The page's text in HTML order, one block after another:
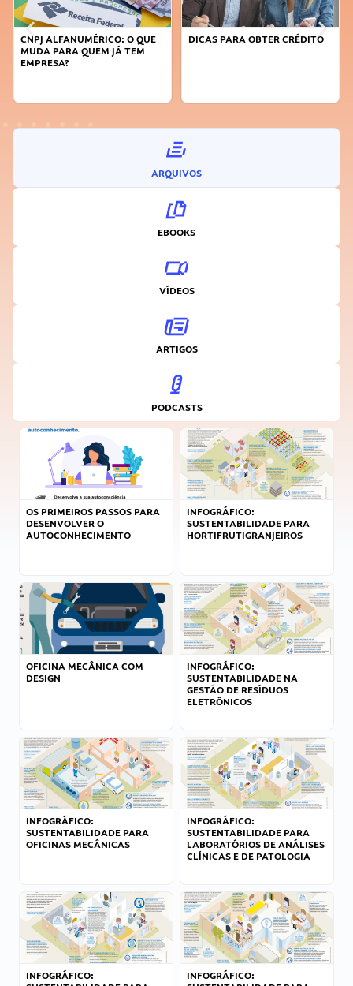
CNPJ ALFANUMÉRICO: O QUE
MUDA PARA QUEM JÁ TEM
EMPRESA?
DICAS PARA OBTER CRÉDITO
ARQUIVOS
EBOOKS
VÍDEOS
ARTIGOS
PODCASTS
OS PRIMEIROS PASSOS PARA
DESENVOLVER O
AUTOCONHECIMENTO
INFOGRÁFICO:
SUSTENTABILIDADE PARA
HORTIFRUTIGRANJEIROS
OFICINA MECÂNICA COM
DESIGN
INFOGRÁFICO:
SUSTENTABILIDADE NA
GESTÃO DE RESÍDUOS
ELETRÔNICOS
INFOGRÁFICO:
SUSTENTABILIDADE PARA
OFICINAS MECÂNICAS
INFOGRÁFICO:
SUSTENTABILIDADE PARA
LABORATÓRIOS DE ANÁLISES
CLÍNICAS E DE PATOLOGIA
INFOGRÁFICO:
INFOGRÁFICO: